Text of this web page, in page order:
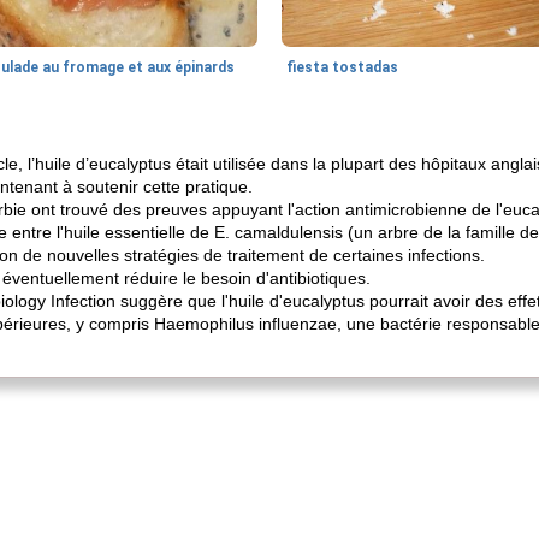
au fromage et aux épinards fiesta tostadas
l’huile d’eucalyptus était utilisée dans la plupart des hôpitaux
à soutenir cette pratique.
ont trouvé des preuves appuyant l'action antimicrobienne de
entre l'huile essentielle de E. camaldulensis (un arbre de la famille
de nouvelles stratégies de traitement de certaines infections.
réduire le besoin d'antibiotiques.
Infection suggère que l'huile d'eucalyptus pourrait avoir des
y compris Haemophilus influenzae, une bactérie